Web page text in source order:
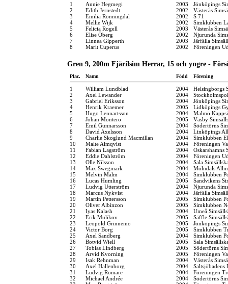
1 Annie Hegmegi 2003
Jönköpings
2
Edith Jernstedt 2002
Västerås
3
Emilia Rönningdal 2002
S 71
4
Mellie Wijk 2002
Simklubben
5
Felicia Rogell 2003
Västerås
6
Elise Öberg 2002
Njurunda
7
Linnea Gipperth 2003
Järfälla
8
Marit Cuperus 2002 Föreningen
Gren 9, 200m Fjärilsim Herrar, 15 och yngre -
Plac. Namn Född Förening
1 William Lundblad 2004
Helsingborgs
2
Axel Lewander 2004
3
Gabriel Eriksson 2004
Jönköpings
4
Henrik Kraemer 2005
Lidköpings
5
Hugo Lennartsson 2004
Malmö
6
Johan Montero 2005
Väsby
7
Emil Gunnarsson 2004
Södertörns
8
David Axelsson 2004
Linköpings
9
Charlie Skoglund Macmillan 2004
Simklubben
10
Malte Almqvist 2004
Föreningen
11
Fabian Lagström 2004
Oskarshamns
12
Eddie Dahlström 2004
Föreningen
13
Olle Nilsson 2004
Sala
14
Max Swegmark 2004
Mölndals
15
Melvin Malm 2004
Simklubben
16
Lucas Humling 2005
Sandvikens
17
Ludvig Utterström 2004
Njurunda
18
Marcus Nykvist 2004
Järfälla
19
Martin Pettersson 2005
Simklubben
20
Oliver Albinzon 2005
Simklubben
21
Iyas Kalash 2004
Umeå
22
Erik Mulikov 2005
Säffle
23
Leopold Grinnemo 2005
Jönköpings
24
Victor Borg 2005
Simklubben
25
Axel Sandberg 2004
Simklubben
26
Botvid Wiell 2005
Sala
27
Tobias Lindberg 2005
Södertörns
28
Arvid Kvorning 2005
Föreningen
29
Isak Rehnman 2004
Västerås
30
Axel Hallenborg 2004
31
Ludvig Romare 2004
Föreningen
32
Michael Andrée 2004
Södertörns